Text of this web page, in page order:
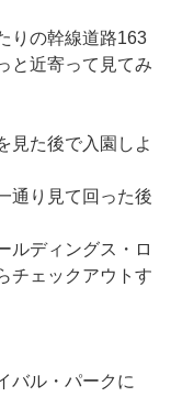
りの幹線道路163
と近寄って見てみ
見た後で入園しよ
通り見て回った後
ルディングス・ロ
チェックアウトす
バル・パークに